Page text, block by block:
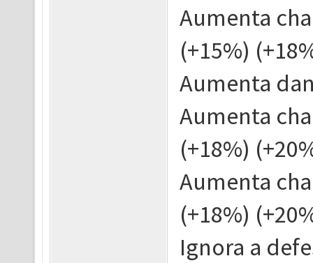
Aumenta
(+15%)
Aumenta
Aumenta
(+18%)
Aumenta
(+18%)
Ignora a